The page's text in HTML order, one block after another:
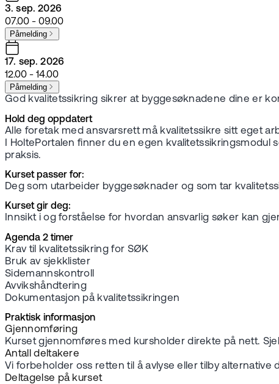
3. sep. 2026
07.00 - 09.00
Påmelding
17. sep. 2026
12.00 - 14.00
Påmelding
God kvalitetssikring sikrer at byggesøknadene dine er
Hold deg oppdatert
Alle foretak med ansvarsrett må kvalitetssikre sitt eget
I HoltePortalen finner du en egen
praksis.
Kurset passer for:
Deg som utarbeider byggesøknader og som tar
Kurset gir deg:
Innsikt i og forståelse for hvordan ansvarlig søker kan
Agenda 2 timer
Krav til kvalitetssikring for SØK
Bruk av sjekklister
Sidemannskontroll
Avvikshåndtering
Dokumentasjon på kvalitetssikringen
Praktisk informasjon
Gjennomføring
Kurset gjennomføres med kursholder direkte på nett.
Antall deltakere
Vi forbeholder oss retten til å avlyse eller tilby
Deltagelse på kurset